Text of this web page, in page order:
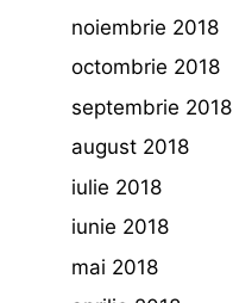
noiembrie 2018
octombrie 2018
septembrie 2018
august 2018
iulie 2018
iunie 2018
mai 2018